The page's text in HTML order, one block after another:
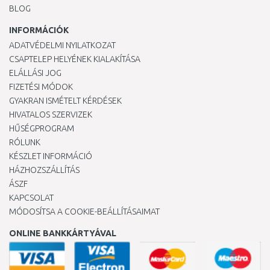
BLOG
INFORMÁCIÓK
ADATVÉDELMI NYILATKOZAT
CSAPTELEP HELYÉNEK KIALAKÍTÁSA
ELÁLLÁSI JOG
FIZETÉSI MÓDOK
GYAKRAN ISMÉTELT KÉRDÉSEK
HIVATALOS SZERVIZEK
HŰSÉGPROGRAM
RÓLUNK
KÉSZLET INFORMÁCIÓ
HÁZHOZSZÁLLÍTÁS
ÁSZF
KAPCSOLAT
MÓDOSÍTSA A COOKIE-BEÁLLÍTÁSAIMAT
ONLINE BANKKÁRTYÁVAL